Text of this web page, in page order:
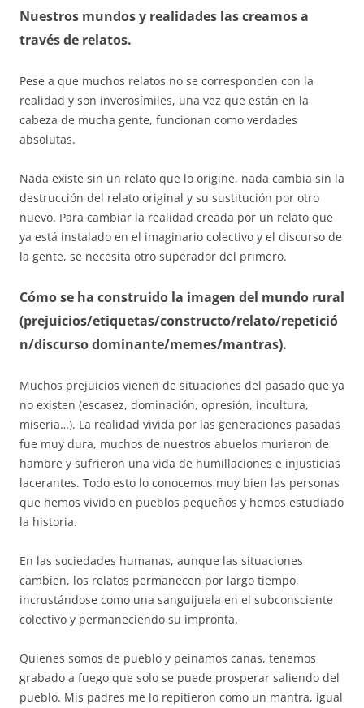
Nuestros mundos y realidades las creamos a
través de relatos.
Pese a que muchos relatos no se corresponden con la
realidad y son inverosímiles, una vez que están en la
cabeza de mucha gente, funcionan como verdades
absolutas.
Nada existe sin un relato que lo origine, nada cambia sin la
destrucción del relato original y su sustitución por otro
nuevo. Para cambiar la realidad creada por un relato que
ya está instalado en el imaginario colectivo y el discurso de
la gente, se necesita otro superador del primero.
Cómo se ha construido la imagen del mundo rural
(prejuicios/etiquetas/constructo/relato/repetició
n/discurso dominante/memes/mantras).
Muchos prejuicios vienen de situaciones del pasado que ya
no existen (escasez, dominación, opresión, incultura,
miseria…). La realidad vivida por las generaciones pasadas
fue muy dura, muchos de nuestros abuelos murieron de
hambre y sufrieron una vida de humillaciones e injusticias
lacerantes. Todo esto lo conocemos muy bien las personas
que hemos vivido en pueblos pequeños y hemos estudiado
la historia.
En las sociedades humanas, aunque las situaciones
cambien, los relatos permanecen por largo tiempo,
incrustándose como una sanguijuela en el subconsciente
colectivo y permaneciendo su impronta.
Quienes somos de pueblo y peinamos canas, tenemos
grabado a fuego que solo se puede prosperar saliendo del
pueblo. Mis padres me lo repitieron como un mantra, igual